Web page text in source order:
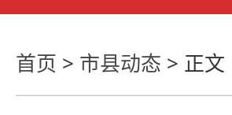
首页 > 市县动态 > 正文